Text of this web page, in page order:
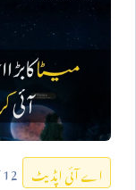
اے آئی اپڈیٹ 12